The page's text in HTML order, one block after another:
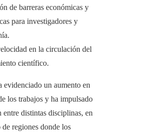
de barreras económicas y
para investigadores y
en la circulación del
científico.
evidenciado un aumento en
los trabajos y ha impulsado
entre distintas disciplinas, en
de regiones donde los